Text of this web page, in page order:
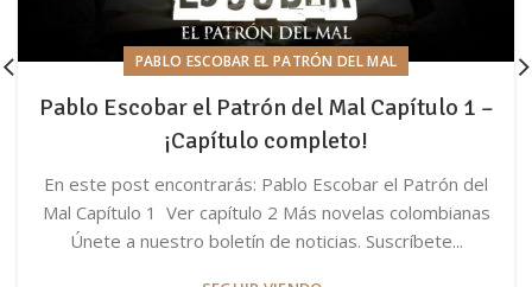
PABLO ESCOBAR EL PATRÓN DEL MAL
Pablo Escobar el Patrón del Mal Capítulo 1 –
¡Capítulo completo!
En este post encontrarás: Pablo Escobar el Patrón del
Mal Capítulo 1 Ver capítulo 2 Más novelas colombianas
Únete a nuestro boletín de noticias. Suscríbete...